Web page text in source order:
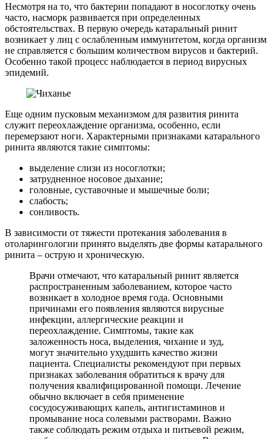
Несмотря на то, что бактерии попадают в носоглотку очень
часто, насморк развивается при определенных
обстоятельствах. В первую очередь катаральный ринит
возникает у лиц с ослабленным иммунитетом, когда организм
не справляется с большим количеством вирусов и бактерий.
Особенно такой процесс наблюдается в период вирусных
эпидемий.
Еще одним пусковым механизмом для развития ринита
служит переохлаждение организма, особенно, если
перемерзают ноги. Характерными признаками катарального
ринита являются такие симптомы:
выделение слизи из носоглотки;
затрудненное носовое дыхание;
головные, суставочные и мышечные боли;
слабость;
сонливость.
В зависимости от тяжести протекания заболевания в
отоларингологии принято выделять две формы катарального
ринита – острую и хроническую.
Врачи отмечают, что катаральный ринит является
распространенным заболеванием, которое часто
возникает в холодное время года. Основными
причинами его появления являются вирусные
инфекции, аллергические реакции и
переохлаждение. Симптомы, такие как
заложенность носа, выделения, чихание и зуд,
могут значительно ухудшить качество жизни
пациента. Специалисты рекомендуют при первых
признаках заболевания обратиться к врачу для
получения квалифицированной помощи. Лечение
обычно включает в себя применение
сосудосуживающих капель, антигистаминов и
промывание носа солевыми растворами. Важно
также соблюдать режим отдыха и питьевой режим,